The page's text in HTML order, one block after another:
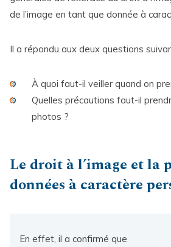
de l’image en tant que donnée à
Il a répondu aux deux questions
À quoi faut-il veiller quand on
Quelles précautions faut-il
photos ?
Le droit à l’image et la
données à caractère
En effet, il a confirmé que